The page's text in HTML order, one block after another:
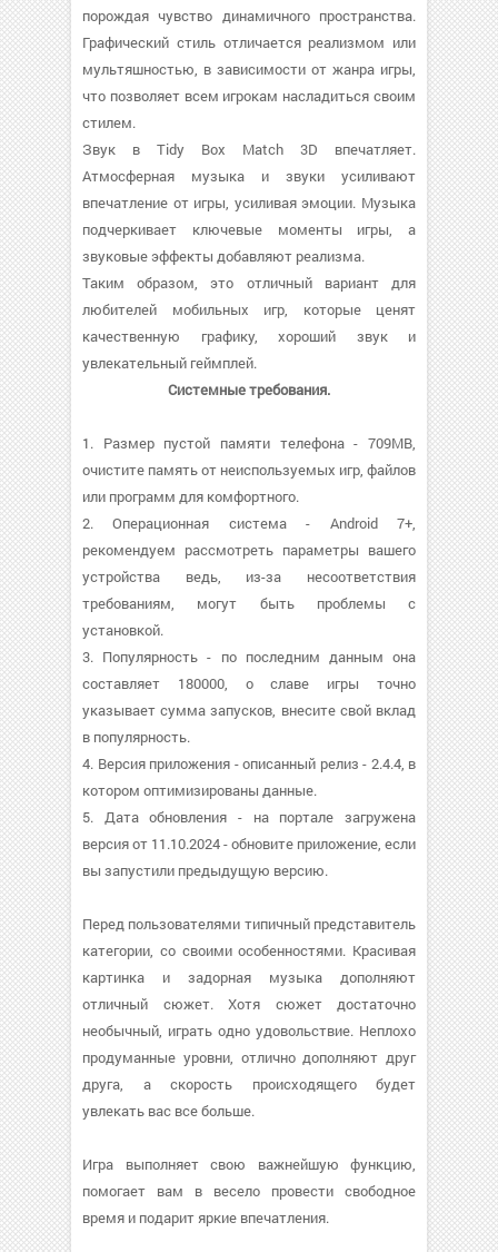
порождая чувство динамичного пространства.
Графический стиль отличается реализмом или
мультяшностью, в зависимости от жанра игры,
что позволяет всем игрокам насладиться своим
стилем.
Звук в Tidy Box Match 3D впечатляет.
Атмосферная музыка и звуки усиливают
впечатление от игры, усиливая эмоции. Музыка
подчеркивает ключевые моменты игры, а
звуковые эффекты добавляют реализма.
Таким образом, это отличный вариант для
любителей мобильных игр, которые ценят
качественную графику, хороший звук и
увлекательный геймплей.
Системные требования.
1. Размер пустой памяти телефона - 709MB,
очистите память от неиспользуемых игр, файлов
или программ для комфортного.
2. Операционная система - Android 7+,
рекомендуем рассмотреть параметры вашего
устройства ведь, из-за несоответствия
требованиям, могут быть проблемы с
установкой.
3. Популярность - по последним данным она
составляет 180000, о cлаве игры точно
указывает сумма запусков, внесите свой вклад
в популярность.
4. Версия приложения - описанный релиз - 2.4.4, в
котором оптимизированы данные.
5. Дата обновления - на портале загружена
версия от 11.10.2024 - обновите приложение, если
вы запустили предыдущую версию.
Перед пользователями типичный представитель
категории, со своими особенностями. Красивая
картинка и задорная музыка дополняют
отличный сюжет. Хотя сюжет достаточно
необычный, играть одно удовольствие. Неплохо
продуманные уровни, отлично дополняют друг
друга, а скорость происходящего будет
увлекать вас все больше.
Игра выполняет свою важнейшую функцию,
помогает вам в весело провести свободное
время и подарит яркие впечатления.